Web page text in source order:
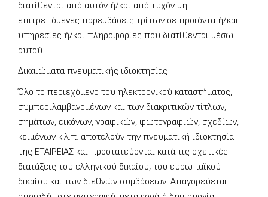
διατίθενται από αυτόν ή/και από τυχόν μη
επιτρεπόμενες παρεμβάσεις τρίτων σε προϊόντα ή/και
υπηρεσίες ή/και πληροφορίες που διατίθενται μέσω
αυτού.
Δικαιώματα πνευματικής ιδιοκτησίας
Όλο το περιεχόμενο του ηλεκτρονικού καταστήματος,
συμπεριλαμβανομένων και των διακριτικών τίτλων,
σημάτων, εικόνων, γραφικών, φωτογραφιών, σχεδίων,
κειμένων κ.λ.π. αποτελούν την πνευματική ιδιοκτησία
της ΕΤΑΙΡΕΙΑΣ και προστατεύονται κατά τις σχετικές
διατάξεις του ελληνικού δικαίου, του ευρωπαϊκού
δικαίου και των διεθνών συμβάσεων. Απαγορεύεται